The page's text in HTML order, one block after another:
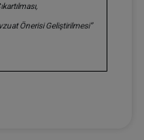
Önerisi Geliştirilmesi”